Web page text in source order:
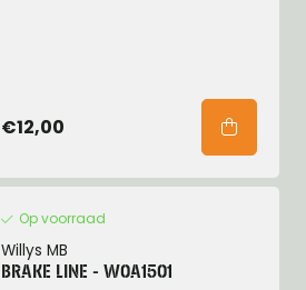
€12,00
Op voorraad
Willys MB
BRAKE LINE - W0A1501